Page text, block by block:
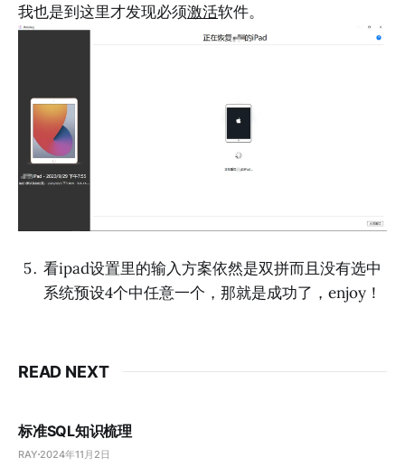
我也是到这里才发现必须激活软件。
看ipad设置里的输入方案依然是双拼而且没有选中
系统预设4个中任意一个，那就是成功了，enjoy！
READ NEXT
标准SQL知识梳理
RAY 2024年11月2日